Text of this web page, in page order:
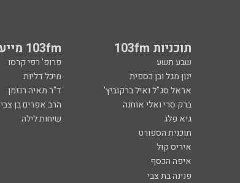
תוכניות 103fm 103fm מייעצים
שבע תשע פרופ' רפי קרסו
ינון מגל ובן כספית
מיכל דליות
אראל סג"ל ואיל ברקוביץ'
ד"ר מאיה רוזמן
ברק סרי ואלי אוחנה
הרב אפרים בן צבי
גיא פלג
שיחות לילה
תוכנית הספורט
איריס קול
איפה הכסף
פנינה בת צבי